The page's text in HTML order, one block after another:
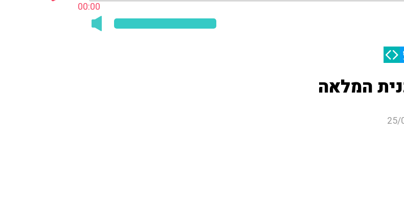
00:00
המלאה
25/